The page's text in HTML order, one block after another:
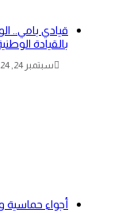
قيادي بامي..
بالقيادة
سبتمبر 24, 2024